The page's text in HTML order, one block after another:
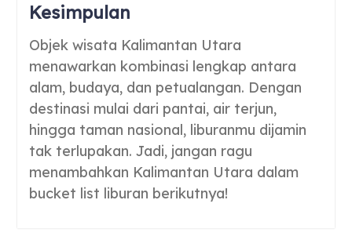
Kesimpulan
Objek wisata Kalimantan Utara
menawarkan kombinasi lengkap antara
alam, budaya, dan petualangan. Dengan
destinasi mulai dari pantai, air terjun,
hingga taman nasional, liburanmu dijamin
tak terlupakan. Jadi, jangan ragu
menambahkan Kalimantan Utara dalam
bucket list liburan berikutnya!